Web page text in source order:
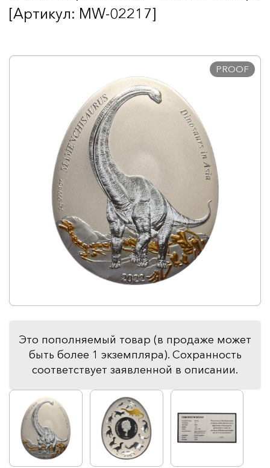
[Артикул: MW-02217]
PROOF
Это пополняемый товар (в продаже может
быть более 1 экземпляра). Сохранность
соответствует заявленной в описании.